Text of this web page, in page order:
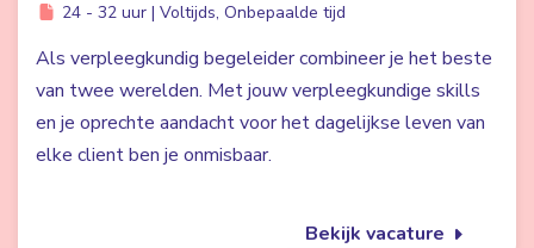
24 - 32 uur | Voltijds, Onbepaalde tijd
Als verpleegkundig begeleider combineer je het beste
van twee werelden. Met jouw verpleegkundige skills
en je oprechte aandacht voor het dagelijkse leven van
elke client ben je onmisbaar.
Bekijk vacature